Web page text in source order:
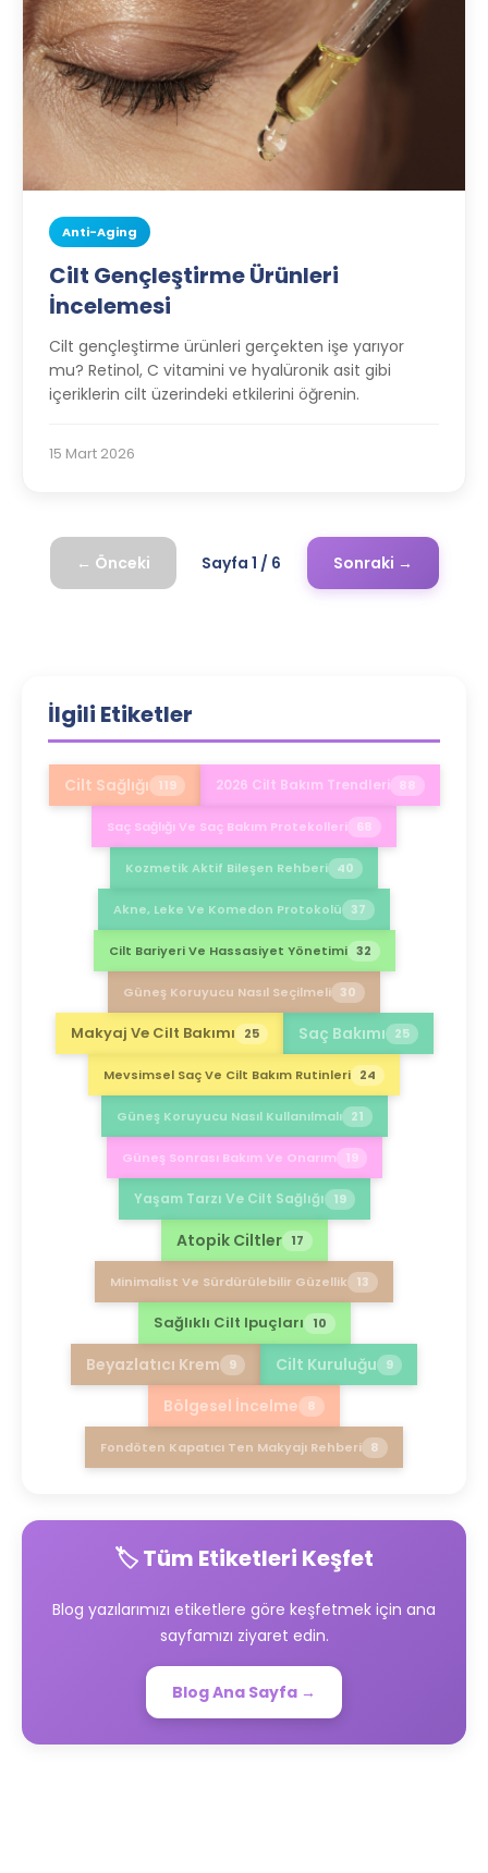
Anti-Aging
Cilt Gençleştirme Ürünleri
İncelemesi
Cilt gençleştirme ürünleri gerçekten işe yarıyor
mu? Retinol, C vitamini ve hyalüronik asit gibi
içeriklerin cilt üzerindeki etkilerini öğrenin.
15 Mart 2026
← Önceki Sayfa 1 / 6 Sonraki →
İlgili Etiketler
Cilt Sağlığı 119 2026 Cilt Bakım Trendleri 88
Saç Sağlığı Ve Saç Bakım Protekolleri 68
Kozmetik Aktif Bileşen Rehberi 40
Akne, Leke Ve Komedon Protokolü 37
Cilt Bariyeri Ve Hassasiyet Yönetimi 32
Güneş Koruyucu Nasıl Seçilmeli 30
Makyaj Ve Cilt Bakımı 25 Saç Bakımı 25
Mevsimsel Saç Ve Cilt Bakım Rutinleri 24
Güneş Koruyucu Nasıl Kullanılmalı 21
Güneş Sonrası Bakım Ve Onarım 19
Yaşam Tarzı Ve Cilt Sağlığı 19
Atopik Ciltler 17
Minimalist Ve Sürdürülebilir Güzellik 13
Sağlıklı Cilt Ipuçları 10
Beyazlatıcı Krem 9 Cilt Kuruluğu 9
Bölgesel İncelme 8
Fondöten Kapatıcı Ten Makyajı Rehberi 8
🏷️ Tüm Etiketleri Keşfet
Blog yazılarımızı etiketlere göre keşfetmek için ana
sayfamızı ziyaret edin.
Blog Ana Sayfa →